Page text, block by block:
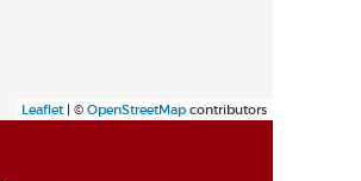
Leaflet| © OpenStreetMap contributors